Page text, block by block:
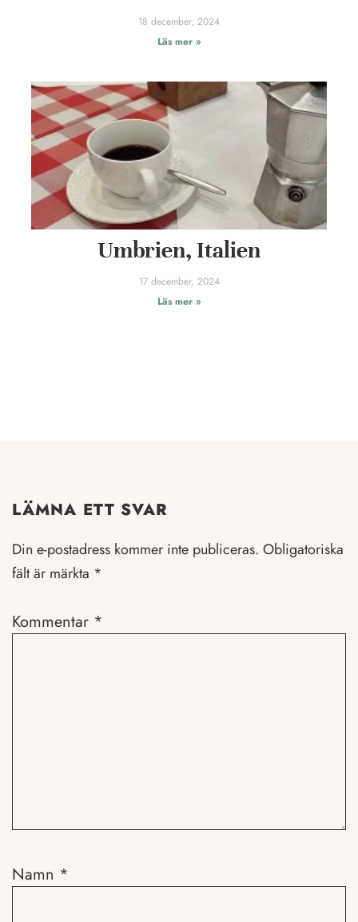
18 december, 2024
Läs mer »
Umbrien, Italien
17 december, 2024
Läs mer »
LÄMNA ETT SVAR
Din e-postadress kommer inte publiceras. Obligatoriska
fält är märkta *
Kommentar *
Namn *